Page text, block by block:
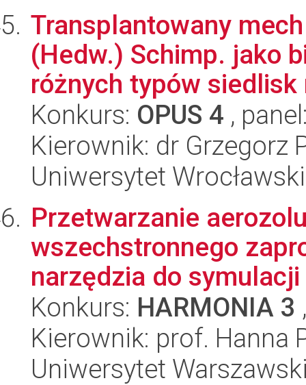
Transplantowany
(Hedw.) Schimp. jako
różnych typów siedlisk
Konkurs: OPUS 4 ,
Kierownik: dr Grzegorz
Uniwersytet
Przetwarzanie
wszechstronnego
narzędzia do
Konkurs: HARMONIA 3
Kierownik: prof. Hanna
Uniwersytet